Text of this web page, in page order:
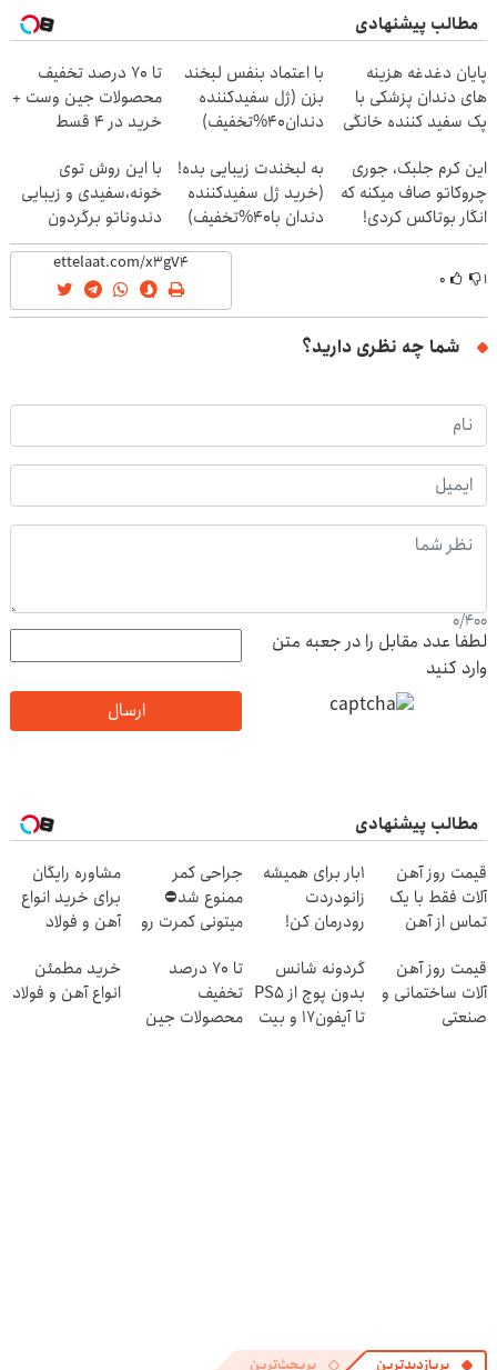
مطالب پیشنهادی
پایان دغدغه هزینه
های دندان پزشکی با
پک سفید کننده خانگی
با اعتماد بنفس لبخند
بزن (ژل سفیدکننده
دندان40%تخفیف)
تا 70 درصد تخفیف
محصولات جین وست +
خرید در 4 قسط
این کرم جلبک، جوری
چروکاتو صاف میکنه که
انگار بوتاکس کردی!
(تخفیف ویژه)
به لبخندت زیبایی بده!
(خرید ژل سفیدکننده
دندان با40%تخفیف)
با این روش توی
خونه،سفیدی و زیبایی
دندوناتو برگردون
(40%off)
۱ ۰
شما چه نظری دارید؟
0/400
لطفا عدد مقابل را در جعبه متن
وارد کنید
ارسال
مطالب پیشنهادی
قیمت روز آهن
آلات فقط با یک
تماس از آهن
1بار برای همیشه
زانودردت
رودرمان کن!
◂پرسشنامه▸
جراحی کمر
ممنوع شد⛔
میتونی کمرت رو
کنی! 👈🏻
پرسش‌نامه
مشاوره رایگان
برای خرید انواع
آهن و فولاد
قیمت روز آهن
آلات ساختمانی و
صنعتی
گردونه شانس
بدون پوچ از PS5
تا آیفون17 و بیت
تا 70 درصد
تخفیف
محصولات جین
خرید مطمئن
انواع آهن و فولاد
پربازدیدترین پربحث‌ترین